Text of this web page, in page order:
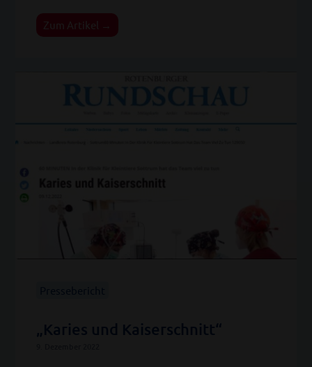
Zum Artikel →
„Karies und Kaiserschnitt“